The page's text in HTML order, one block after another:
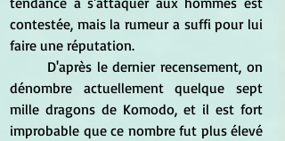
contestée, mais la rumeur a suffi pour lui
faire une réputation.
dénombre actuellement quelque sept
mille dragons de Komodo, et il est fort
improbable que ce nombre fut plus élevé